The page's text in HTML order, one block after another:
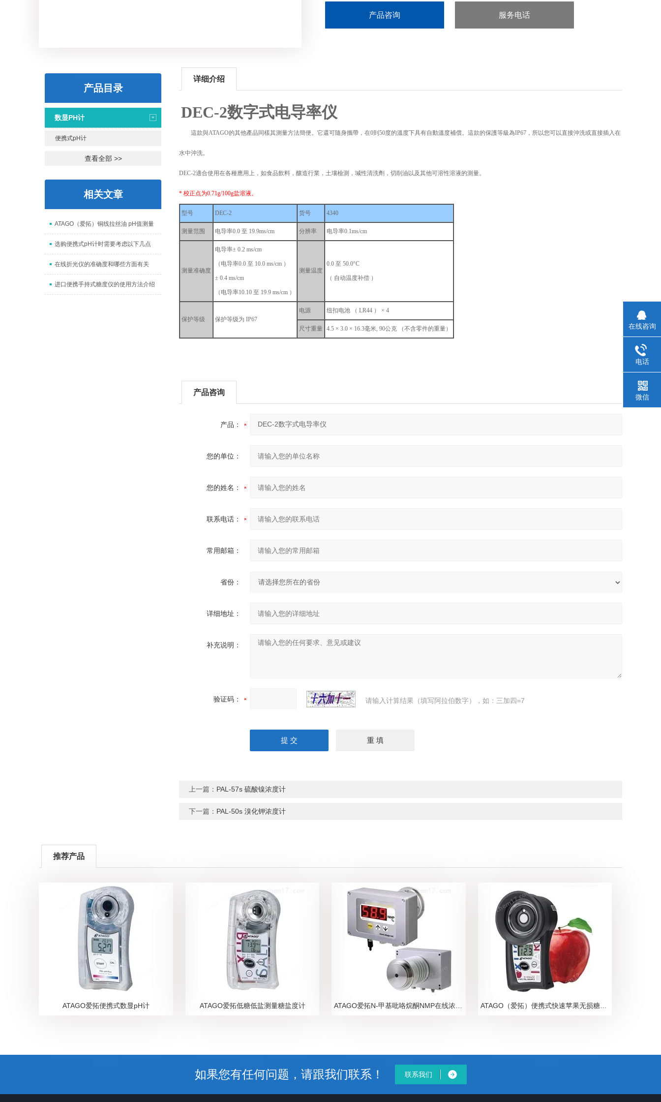
产品咨询 服务电话
产品目录
数显PH计
便携式pH计
查看全部 >>
相关文章
ATAGO（爱拓）铜线拉丝油 pH值测量
选购便携式pH计时需要考虑以下几点
在线折光仪的准确度和哪些方面有关
进口便携手持式糖度仪的使用方法介绍
详细介绍
DEC-2数字式电导率仪
這款與ATAGO的其他產品同樣其測量方法簡便。它還可隨身攜帶，在0到50度的溫度下具有自動溫度補償。這款的保護等級為IP67，所以您可以直接沖洗或直接插入在
水中沖洗。
DEC-2適合使用在各種應用上，如食品飲料，釀造行業，土壤檢測，堿性清洗劑，切削油以及其他可溶性溶液的測量。
* 校正点为0.71g/100g盐溶液。
型号 DEC-2 货号 4340
测量范围 电导率0.0 至 19.9ms/cm 分辨率 电导率0.1ms/cm
测量准确度
电导率± 0.2 ms/cm
（电导率0.0 至 10.0 ms/cm ）
± 0.4 ms/cm
（ 电导率10.10 至 19.9 ms/cm ）
测量温度
0.0 至 50.0°C
（ 自动温度补偿 ）
保护等级 保护等级为 IP67
电源 纽扣电池 （ LR44 ） × 4
尺寸重量 4.5 × 3.0 × 16.3毫米, 90公克 （不含零件的重量）
产品咨询
产品：
您的单位：
您的姓名：
联系电话：
常用邮箱：
省份：
详细地址：
补充说明：
验证码： 请输入计算结果（填写阿拉伯数字），如：三加四=7
上一篇： PAL-57s 硫酸镍浓度计
下一篇： PAL-50s 溴化钾浓度计
推荐产品
ATAGO爱拓便携式数显pH计 ATAGO爱拓低糖低盐测量糖盐度计 ATAGO（爱拓）便携式快速苹果无损糖度计
如果您有任何问题，请跟我们联系！ 联系我们
在线咨询
电话
微信